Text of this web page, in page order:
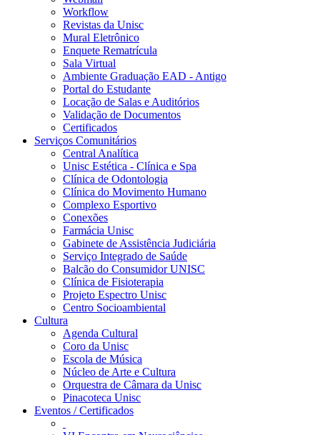
Workflow
Revistas da Unisc
Mural Eletrônico
Enquete Rematrícula
Sala Virtual
Ambiente Graduação EAD - Antigo
Portal do Estudante
Locação de Salas e Auditórios
Validação de Documentos
Certificados
Serviços Comunitários
Central Analítica
Unisc Estética - Clínica e Spa
Clínica de Odontologia
Clínica do Movimento Humano
Complexo Esportivo
Conexões
Farmácia Unisc
Gabinete de Assistência Judiciária
Serviço Integrado de Saúde
Balcão do Consumidor UNISC
Clínica de Fisioterapia
Projeto Espectro Unisc
Centro Socioambiental
Cultura
Agenda Cultural
Coro da Unisc
Escola de Música
Núcleo de Arte e Cultura
Orquestra de Câmara da Unisc
Pinacoteca Unisc
Eventos / Certificados